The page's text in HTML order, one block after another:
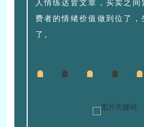
人情练达皆文章，买卖之间
费者的情绪价值做到位了，
了。